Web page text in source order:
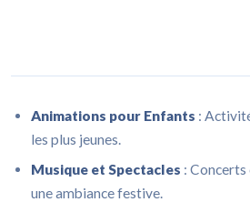
Animations pour Enfants :
les plus jeunes.
Musique et Spectacles :
une ambiance festive.